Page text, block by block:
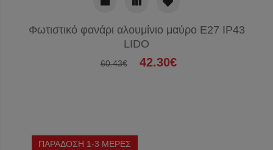
Φωτιστικό φανάρι αλουμίνιο μαύρο Ε27 IP43
LIDO
60.43€ 42.30€
ΠΑΡΑΔΟΣΗ 1-3 ΜΕΡΕΣ